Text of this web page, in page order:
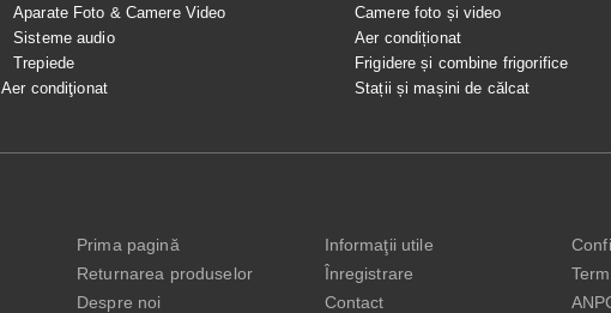
Aparate Foto & Camere Video
Sisteme audio
Trepiede
Aer condiţionat
Camere foto și video
Aer condiționat
Frigidere și combine frigorifice
Stații și mașini de călcat
Prima pagină
Returnarea produselor
Despre noi
Informaţii utile
Înregistrare
Contact